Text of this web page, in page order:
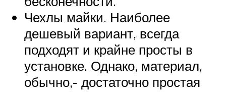
Чехлы майки. Наиболее
дешевый вариант, всегда
подходят и крайне просты в
установке. Однако, материал,
обычно,- достаточно простая